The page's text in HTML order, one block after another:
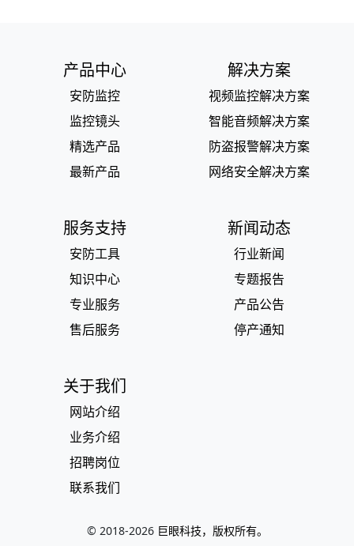
产品中心
安防监控
监控镜头
精选产品
最新产品
解决方案
视频监控解决方案
智能音频解决方案
防盗报警解决方案
网络安全解决方案
服务支持
安防工具
知识中心
专业服务
售后服务
新闻动态
行业新闻
专题报告
产品公告
停产通知
关于我们
网站介绍
业务介绍
招聘岗位
联系我们
© 2018-2026 巨眼科技，版权所有。